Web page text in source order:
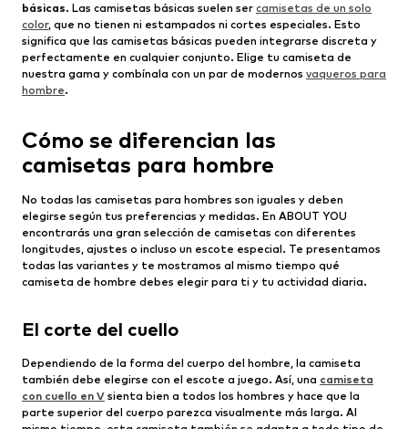
básicas. Las camisetas básicas suelen ser camisetas de un solo
color, que no tienen ni estampados ni cortes especiales. Esto
significa que las camisetas básicas pueden integrarse discreta y
perfectamente en cualquier conjunto. Elige tu camiseta de
nuestra gama y combínala con un par de modernos vaqueros para
hombre.
Cómo se diferencian las
camisetas para hombre
No todas las camisetas para hombres son iguales y deben
elegirse según tus preferencias y medidas. En ABOUT YOU
encontrarás una gran selección de camisetas con diferentes
longitudes, ajustes o incluso un escote especial. Te presentamos
todas las variantes y te mostramos al mismo tiempo qué
camiseta de hombre debes elegir para ti y tu actividad diaria.
El corte del cuello
Dependiendo de la forma del cuerpo del hombre, la camiseta
también debe elegirse con el escote a juego. Así, una camiseta
con cuello en V sienta bien a todos los hombres y hace que la
parte superior del cuerpo parezca visualmente más larga. Al